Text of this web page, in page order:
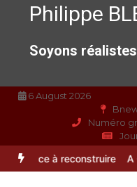
Philippe
Soyons
6 August 2026
Numéro
à reconstruire A